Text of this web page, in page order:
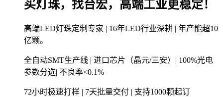
买灯珠，找台宏，高端工业更稳定！
高端LED灯珠定制专家 | 16年LED行业深耕 | 年产能超10
亿颗。
全自动SMT生产线 | 进口芯片（晶元/三安）| 100%光电
参数分选| 不良率<0.1%
72小时极速打样 | 7天批量交付 | 支持1000颗起订